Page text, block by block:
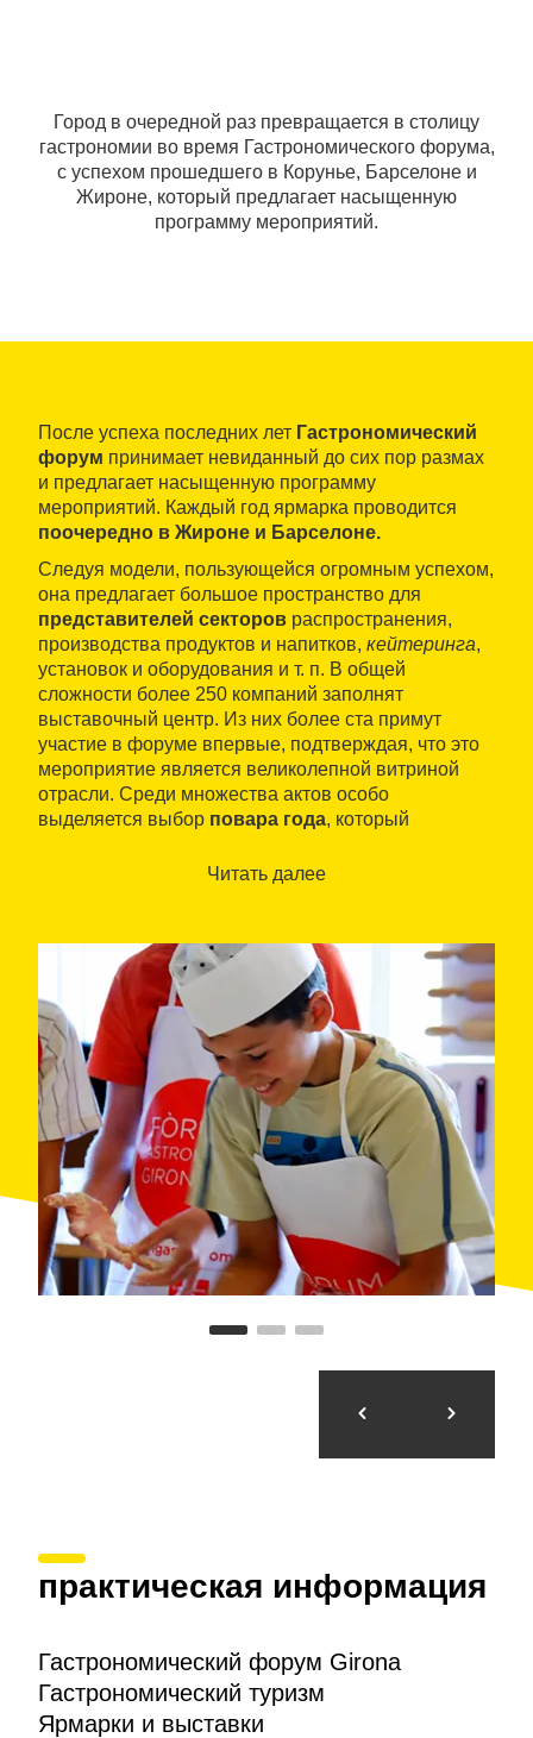
Город в очередной раз превращается в столицу
гастрономии во время Гастрономического форума,
с успехом прошедшего в Корунье, Барселоне и
Жироне, который предлагает насыщенную
программу мероприятий.
После успеха последних лет Гастрономический
форум принимает невиданный до сих пор размах
и предлагает насыщенную программу
мероприятий. Каждый год ярмарка проводится
поочередно в Жироне и Барселоне.
Следуя модели, пользующейся огромным успехом,
она предлагает большое пространство для
представителей секторов распространения,
производства продуктов и напитков, кейтеринга,
установок и оборудования и т. п. В общей
сложности более 250 компаний заполнят
выставочный центр. Из них более ста примут
участие в форуме впервые, подтверждая, что это
мероприятие является великолепной витриной
отрасли. Среди множества актов особо
выделяется выбор повара года, который
Читать далее
практическая информация
Гастрономический форум Girona
Гастрономический туризм
Ярмарки и выставки